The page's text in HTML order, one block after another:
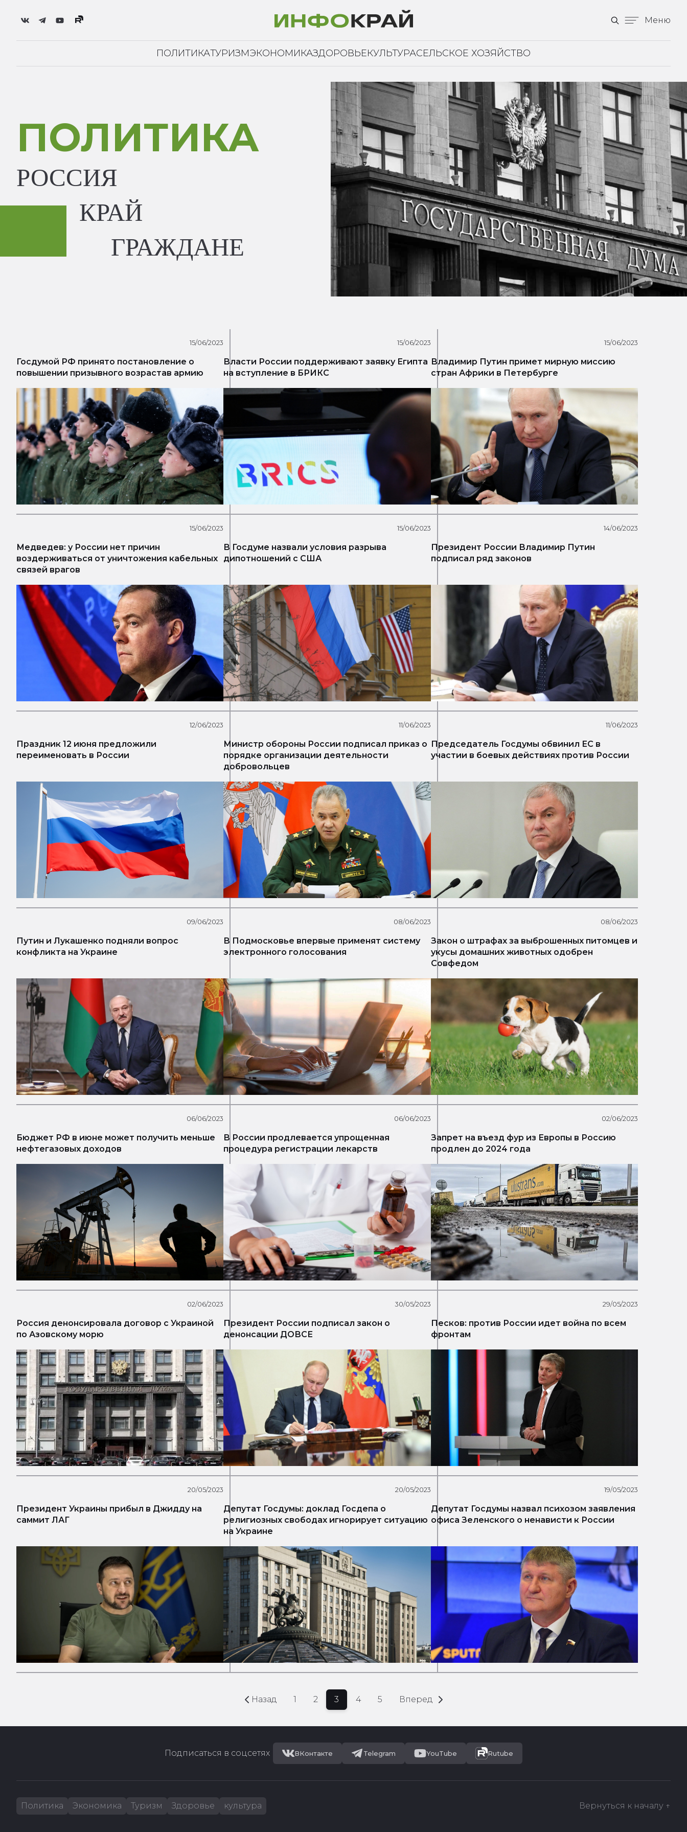
Меню
ПОЛИТИКАТУРИЗМЭКОНОМИКАЗДОРОВЬЕКУЛЬТУРАСЕЛЬСКОЕ ХОЗЯЙСТВО
ПОЛИТИКА
РОССИЯ
КРАЙ
ГРАЖДАНЕ
15/06/2023
Госдумой РФ принято постановление о
повышении призывного возрастав армию
15/06/2023
Власти России поддерживают заявку Египта
на вступление в БРИКС
15/06/2023
Владимир Путин примет мирную миссию
стран Африки в Петербурге
15/06/2023
Медведев: у России нет причин
воздерживаться от уничтожения кабельных
связей врагов
15/06/2023
В Госдуме назвали условия разрыва
дипотношений с США
14/06/2023
Президент России Владимир Путин
подписал ряд законов
12/06/2023
Праздник 12 июня предложили
переименовать в России
11/06/2023
Министр обороны России подписал приказ о
порядке организации деятельности
добровольцев
11/06/2023
Председатель Госдумы обвинил ЕС в
участии в боевых действиях против России
09/06/2023
Путин и Лукашенко подняли вопрос
конфликта на Украине
08/06/2023
В Подмосковье впервые применят систему
электронного голосования
08/06/2023
Закон о штрафах за выброшенных питомцев и
укусы домашних животных одобрен
Совфедом
06/06/2023
Бюджет РФ в июне может получить меньше
нефтегазовых доходов
06/06/2023
В России продлевается упрощенная
процедура регистрации лекарств
02/06/2023
Запрет на въезд фур из Европы в Россию
продлен до 2024 года
02/06/2023
Россия денонсировала договор с Украиной
по Азовскому морю
30/05/2023
Президент России подписал закон о
денонсации ДОВСЕ
29/05/2023
Песков: против России идет война по всем
фронтам
20/05/2023
Президент Украины прибыл в Джидду на
саммит ЛАГ
20/05/2023
Депутат Госдумы: доклад Госдепа о
религиозных свободах игнорирует ситуацию
на Украине
19/05/2023
Депутат Госдумы назвал психозом заявления
офиса Зеленского о ненависти к России
Назад 1 2 3 4 5 Вперед
Подписаться в соцсетях ВКонтакте Telegram YouTube Rutube
Политика Экономика Туризм Здоровье культура Вернуться к началу ↑